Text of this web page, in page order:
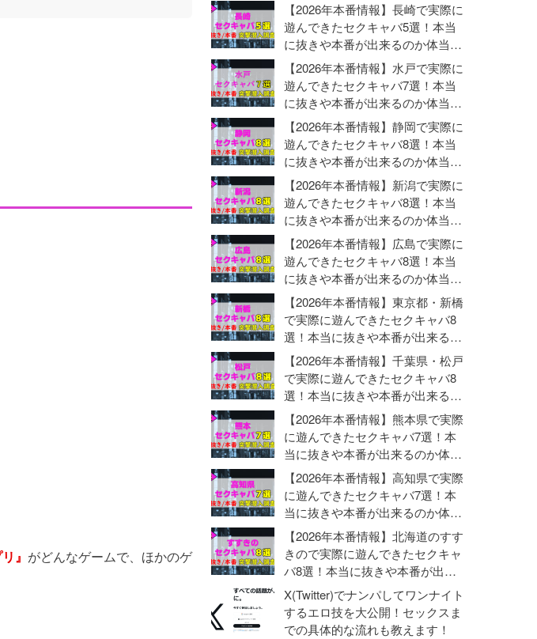
』 がどんなゲームで、ほかのゲ
【2026年本番情報】長崎で実際に
遊んできたセクキャバ5選！本当
に抜きや本番が出来るのか体当た
り調査！
【2026年本番情報】水戸で実際に
遊んできたセクキャバ7選！本当
に抜きや本番が出来るのか体当た
り調査！
【2026年本番情報】静岡で実際に
遊んできたセクキャバ8選！本当
に抜きや本番が出来るのか体当た
り調査！
【2026年本番情報】新潟で実際に
遊んできたセクキャバ8選！本当
に抜きや本番が出来るのか体当た
り調査！
【2026年本番情報】広島で実際に
遊んできたセクキャバ8選！本当
に抜きや本番が出来るのか体当た
り調査！
【2026年本番情報】東京都・新橋
で実際に遊んできたセクキャバ8
選！本当に抜きや本番が出来るの
か体当たり調査！
【2026年本番情報】千葉県・松戸
で実際に遊んできたセクキャバ8
選！本当に抜きや本番が出来るの
か体当たり調査！
【2026年本番情報】熊本県で実際
に遊んできたセクキャバ7選！本
当に抜きや本番が出来るのか体当
たり調査！
【2026年本番情報】高知県で実際
に遊んできたセクキャバ7選！本
当に抜きや本番が出来るのか体当
たり調査！
【2026年本番情報】北海道のすす
きので実際に遊んできたセクキャ
バ8選！本当に抜きや本番が出来
るのか体当たり調査！
X(Twitter)でナンパしてワンナイト
するエロ技を大公開！セックスま
での具体的な流れも教えます！